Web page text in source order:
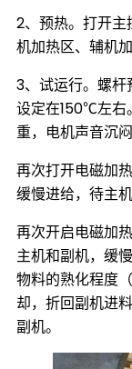
2、预热。打开主
机加热区、辅机
3、试运行。螺杆
设定在150℃左右
重，电机声音沉
再次打开电磁加
缓慢进给，待主
再次开启电磁加
主机和副机，缓
物料的熟化程度
却，折回副机进
副机。